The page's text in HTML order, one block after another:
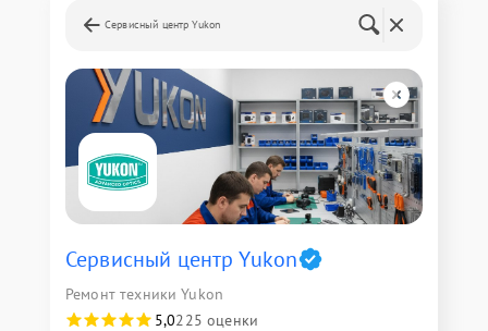
Сервисный центр Yukon
Сервисный центр Yukon
Ремонт техники Yukon
5,0225 оценки